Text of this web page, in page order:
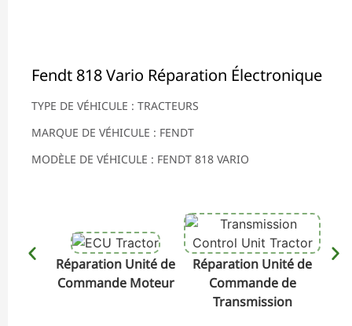
Fendt 818 Vario Réparation Électronique
TYPE DE VÉHICULE : TRACTEURS
MARQUE DE VÉHICULE : FENDT
MODÈLE DE VÉHICULE : FENDT 818 VARIO
Réparation Unité de
Commande Moteur
Réparation Unité de
Commande de
Transmission